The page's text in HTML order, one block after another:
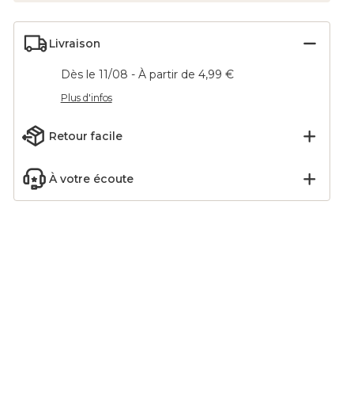
Livraison
Dès le 11/08 - À partir de 4,99 €
Plus d'infos
Retour facile
À votre écoute